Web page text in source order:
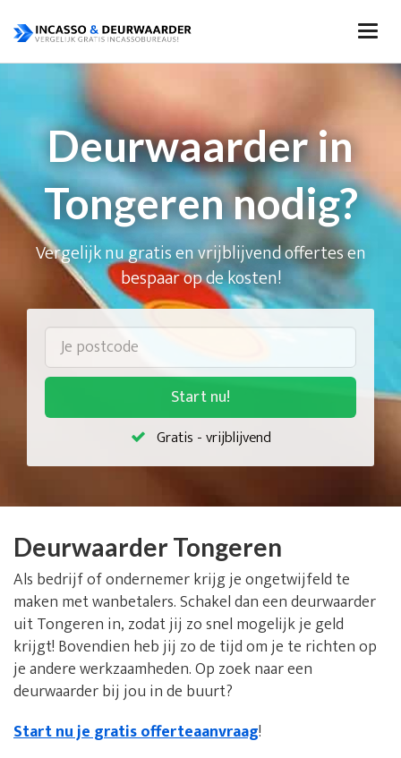
Deurwaarder in
Tongeren nodig?
Vergelijk nu gratis en vrijblijvend offertes en
bespaar op de kosten!
Start nu!
Gratis - vrijblijvend
Deurwaarder Tongeren
Als bedrijf of ondernemer krijg je ongetwijfeld te
maken met wanbetalers. Schakel dan een deurwaarder
uit Tongeren in, zodat jij zo snel mogelijk je geld
krijgt! Bovendien heb jij zo de tijd om je te richten op
je andere werkzaamheden. Op zoek naar een
deurwaarder bij jou in de buurt?
Start nu je gratis offerteaanvraag!